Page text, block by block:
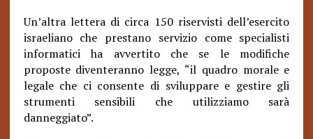
Un’altra lettera di circa 150 riservisti dell’esercito
israeliano che prestano servizio come specialisti
informatici ha avvertito che se le modifiche
proposte diventeranno legge, “il quadro morale e
legale che ci consente di sviluppare e gestire gli
strumenti sensibili che utilizziamo sarà
danneggiato”.